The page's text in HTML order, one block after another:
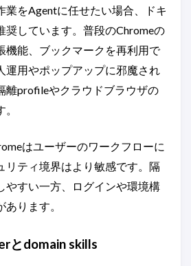
業をAgentに任せたい場合、ドキ
奨しています。普段のChromeの
機能、ブックマークを再利用で
運用やポップアップに邪魔され
離profileやクラウドブラウザの
はユーザーのワークフローに
リティ境界はより敏感です。隔
やすい一方、ログインや環境構
ります。
とdomain skills